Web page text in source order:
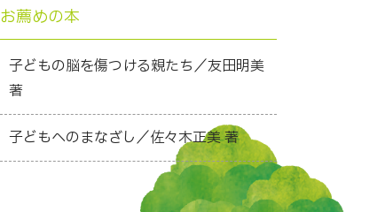
お薦めの本
子どもの脳を傷つける親たち／友田明美
著
子どもへのまなざし／佐々木正美 著